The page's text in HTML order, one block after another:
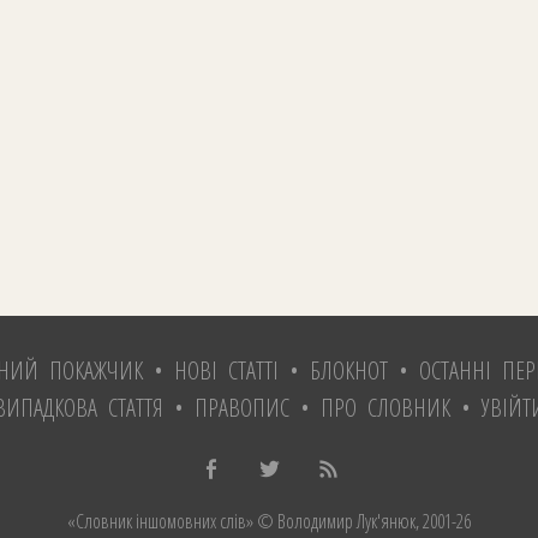
ПОКАЖЧИК • НОВІ СТАТТІ • БЛОКНОТ • ОСТАННІ
СТАТТЯ • ПРАВОПИС• ПРО СЛОВНИК•
«Словник іншомовних слів»© Володимир Лук'янюк, 2001-26